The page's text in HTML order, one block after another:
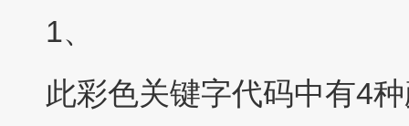
1、
此彩色关键字代码中有4